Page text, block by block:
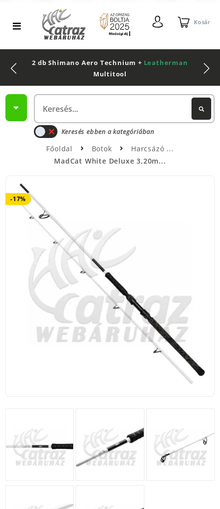
Kosár
2 db Shimano Aero Technium + Leatherman
Multitool
Keresés ebben a kategóriában
Főoldal Botok
Harcsázó
MadCat White Deluxe 3,20m...
-17%